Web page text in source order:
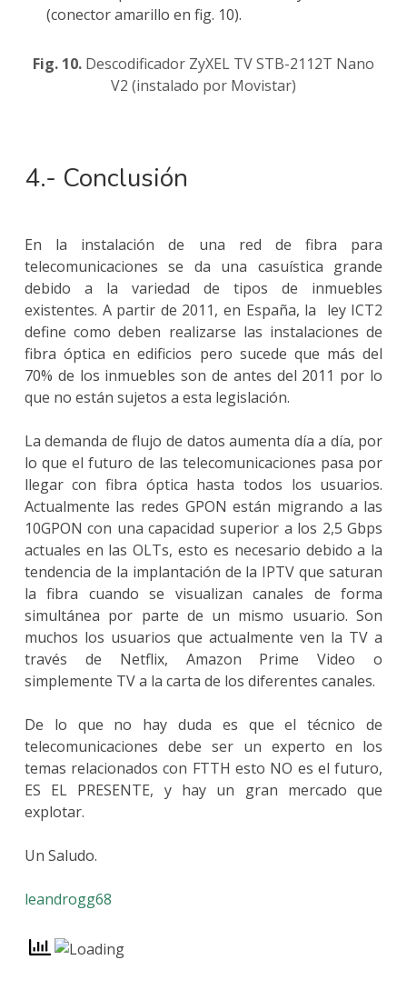
(conector amarillo en fig. 10).
Fig. 10. Descodificador ZyXEL TV STB-2112T Nano
V2 (instalado por Movistar)
4.- Conclusión
En la instalación de una red de fibra para
telecomunicaciones se da una casuística grande
debido a la variedad de tipos de inmuebles
existentes. A partir de 2011, en España, la ley ICT2
define como deben realizarse las instalaciones de
fibra óptica en edificios pero sucede que más del
70% de los inmuebles son de antes del 2011 por lo
que no están sujetos a esta legislación.
La demanda de flujo de datos aumenta día a día, por
lo que el futuro de las telecomunicaciones pasa por
llegar con fibra óptica hasta todos los usuarios.
Actualmente las redes GPON están migrando a las
10GPON con una capacidad superior a los 2,5 Gbps
actuales en las OLTs, esto es necesario debido a la
tendencia de la implantación de la IPTV que saturan
la fibra cuando se visualizan canales de forma
simultánea por parte de un mismo usuario. Son
muchos los usuarios que actualmente ven la TV a
través de Netflix, Amazon Prime Video o
simplemente TV a la carta de los diferentes canales.
De lo que no hay duda es que el técnico de
telecomunicaciones debe ser un experto en los
temas relacionados con FTTH esto NO es el futuro,
ES EL PRESENTE, y hay un gran mercado que
explotar.
Un Saludo.
leandrogg68